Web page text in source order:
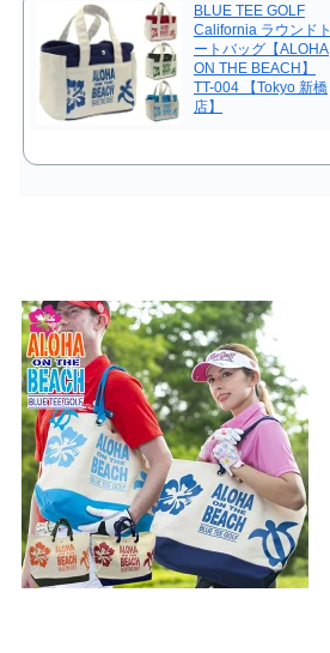
BLUE TEE GOLF
California ラウンドト
ートバッグ【ALOHA
ON THE BEACH】
TT-004 【Tokyo 新橋
店】